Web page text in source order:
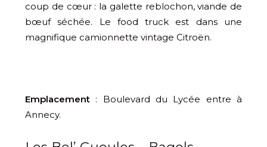
coup de cœur : la galette reblochon, viande de
bœuf séchée. Le food truck est dans une
magnifique camionnette vintage Citroën.
Emplacement : Boulevard du Lycée entre à
Annecy.